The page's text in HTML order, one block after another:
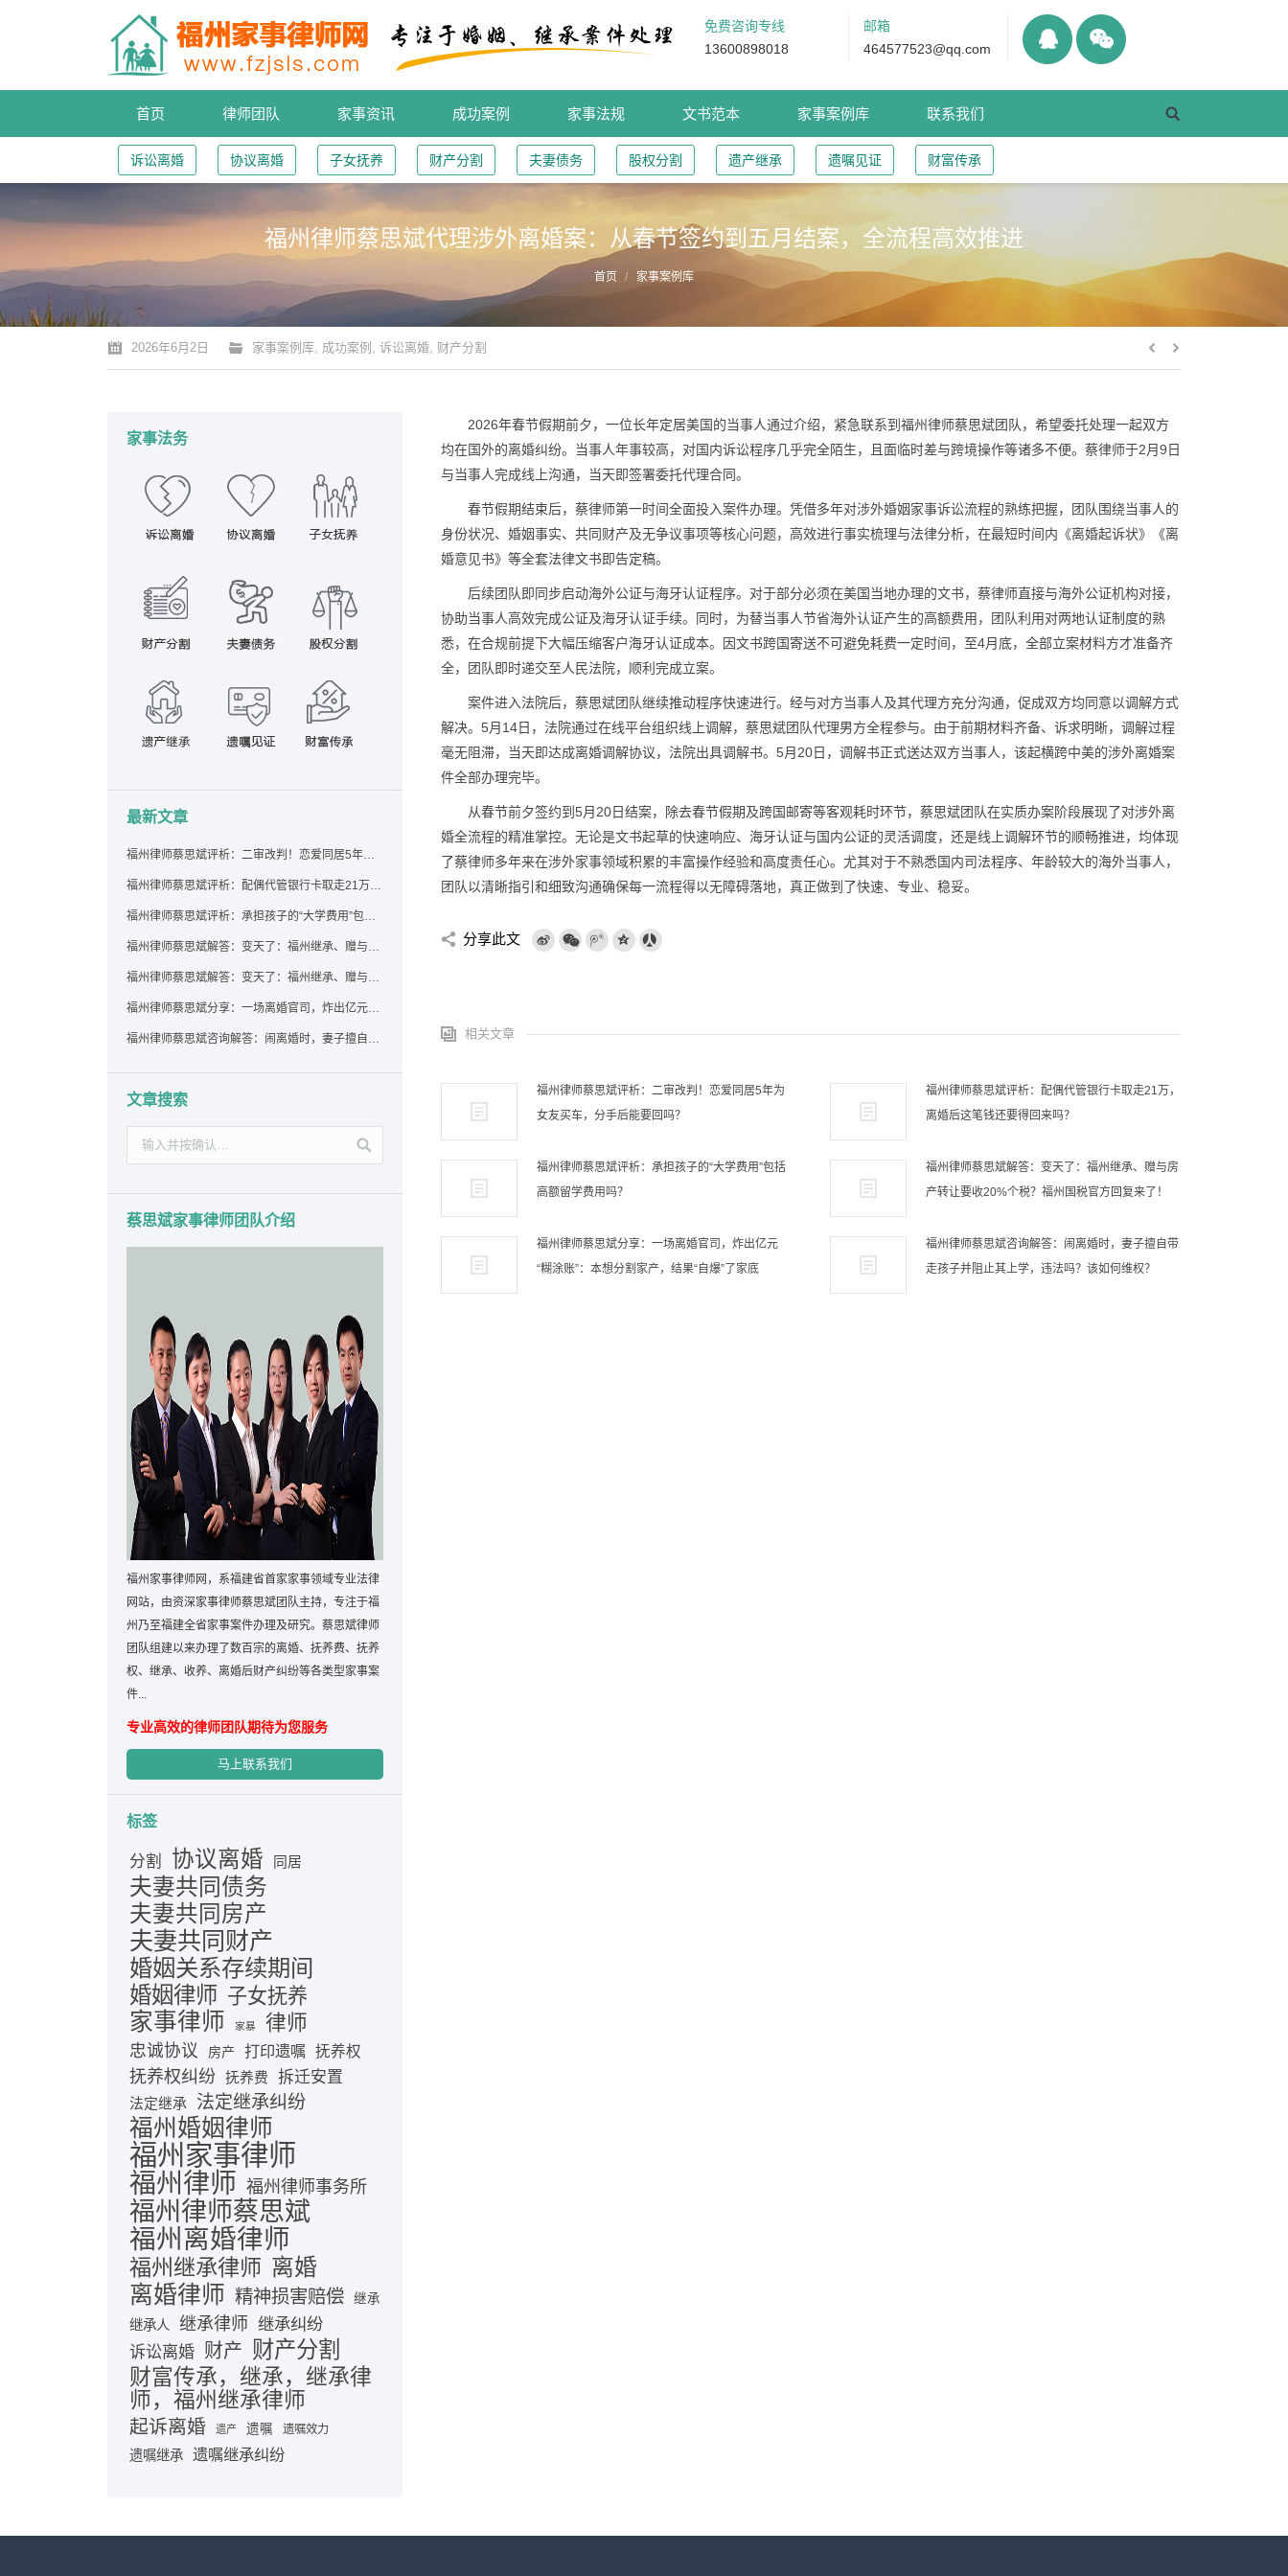
免费咨询专线
13600898018
邮箱
464577523@qq.com
首页 律师团队 家事资讯 成功案例 家事法规 文书范本 家事案例库 联系我们
诉讼离婚 协议离婚 子女抚养 财产分割 夫妻债务 股权分割 遗产继承 遗嘱见证 财富传承
福州律师蔡思斌代理涉外离婚案：从春节签约到五月结案，全流程高效推进
首页 家事案例库
2026年6月2日 家事案例库, 成功案例 , 诉讼离婚, 财产分割
2026年春节假期前夕，一位长年定居美国的当事人通过介绍，紧急联系到福州律师蔡思斌团队，希望委托处理一起双方
均在国外的离婚纠纷。当事人年事较高，对国内诉讼程序几乎完全陌生，且面临时差与跨境操作等诸多不便。蔡律师于2月9日
与当事人完成线上沟通，当天即签署委托代理合同。
春节假期结束后，蔡律师第一时间全面投入案件办理。凭借多年对涉外婚姻家事诉讼流程的熟练把握，团队围绕当事人的
身份状况、婚姻事实、共同财产及无争议事项等核心问题，高效进行事实梳理与法律分析，在最短时间内《离婚起诉状》《离
婚意见书》等全套法律文书即告定稿。
后续团队即同步启动海外公证与海牙认证程序。对于部分必须在美国当地办理的文书，蔡律师直接与海外公证机构对接，
协助当事人高效完成公证及海牙认证手续。同时，为替当事人节省海外认证产生的高额费用，团队利用对两地认证制度的熟
悉，在合规前提下大幅压缩客户海牙认证成本。因文书跨国寄送不可避免耗费一定时间，至4月底，全部立案材料方才准备齐
全，团队即时递交至人民法院，顺利完成立案。
案件进入法院后，蔡思斌团队继续推动程序快速进行。经与对方当事人及其代理方充分沟通，促成双方均同意以调解方式
解决。5月14日，法院通过在线平台组织线上调解，蔡思斌团队代理男方全程参与。由于前期材料齐备、诉求明晰，调解过程
毫无阻滞，当天即达成离婚调解协议，法院出具调解书。5月20日，调解书正式送达双方当事人，该起横跨中美的涉外离婚案
件全部办理完毕。
从春节前夕签约到5月20日结案，除去春节假期及跨国邮寄等客观耗时环节，蔡思斌团队在实质办案阶段展现了对涉外离
婚全流程的精准掌控。无论是文书起草的快速响应、海牙认证与国内公证的灵活调度，还是线上调解环节的顺畅推进，均体现
了蔡律师多年来在涉外家事领域积累的丰富操作经验和高度责任心。尤其对于不熟悉国内司法程序、年龄较大的海外当事人，
团队以清晰指引和细致沟通确保每一流程得以无障碍落地，真正做到了快速、专业、稳妥。
分享此文
相关文章
福州律师蔡思斌评析：二审改判！恋爱同居5年为
女友买车，分手后能要回吗？
福州律师蔡思斌评析：配偶代管银行卡取走21万，
离婚后这笔钱还要得回来吗？
福州律师蔡思斌评析：承担孩子的“大学费用”包括
高额留学费用吗？
福州律师蔡思斌解答：变天了：福州继承、赠与房
产转让要收20%个税？福州国税官方回复来了！
福州律师蔡思斌分享：一场离婚官司，炸出亿元
“糊涂账”：本想分割家产，结果“自爆”了家底
福州律师蔡思斌咨询解答：闹离婚时，妻子擅自带
走孩子并阻止其上学，违法吗？该如何维权？
家事法务
最新文章
福州律师蔡思斌评析：二审改判！恋爱同居5年为女友买车，分手后能要回吗？
福州律师蔡思斌评析：配偶代管银行卡取走21万，离婚后这笔钱还要得回来吗？
福州律师蔡思斌评析：承担孩子的“大学费用”包括高额留学费用吗？
福州律师蔡思斌解答：变天了：福州继承、赠与房产转让要收20%个税？福州国税官方回复来了！
福州律师蔡思斌解答：变天了：福州继承、赠与房产转让要收20%个税？福州国税官方回答来了！
福州律师蔡思斌分享：一场离婚官司，炸出亿元“糊涂账”：本想分割家产，结果“自爆”了家底
福州律师蔡思斌咨询解答：闹离婚时，妻子擅自带走孩子并阻止其上学，违法吗？该如何维权？
文章搜索
蔡思斌家事律师团队介绍
福州家事律师网，系福建省首家家事领域专业法律
网站，由资深家事律师蔡思斌团队主持，专注于福
州乃至福建全省家事案件办理及研究。蔡思斌律师
团队组建以来办理了数百宗的离婚、抚养费、抚养
权、继承、收养、离婚后财产纠纷等各类型家事案
件...
专业高效的律师团队期待为您服务
马上联系我们
标签
分割 协议离婚 同居
夫妻共同债务
夫妻共同房产
夫妻共同财产
婚姻关系存续期间
婚姻律师 子女抚养
家事律师 家暴 律师
忠诚协议 房产 打印遗嘱 抚养权
抚养权纠纷 抚养费 拆迁安置
法定继承 法定继承纠纷
福州婚姻律师
福州家事律师
福州律师 福州律师事务所
福州律师蔡思斌
福州离婚律师
福州继承律师 离婚
离婚律师 精神损害赔偿 继承
继承人 继承律师 继承纠纷
诉讼离婚 财产 财产分割
财富传承，继承，继承律
师，福州继承律师
起诉离婚 遗产 遗嘱 遗嘱效力
遗嘱继承 遗嘱继承纠纷